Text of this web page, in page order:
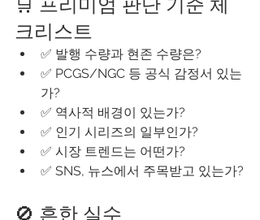
크리스트
✅ 발행 수량과 현존 수량은?
✅ PCGS/NGC 등 공식 감정서 있는
가?
✅ 역사적 배경이 있는가?
✅ 인기 시리즈의 일부인가?
✅ 시장 트렌드는 어떤가?
✅ SNS, 뉴스에서 주목받고 있는가?
🚫 흔한 실수